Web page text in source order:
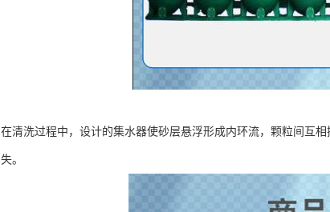
在清洗过程中，设计的集水器使砂层悬浮形成内环流，颗粒间互
失。